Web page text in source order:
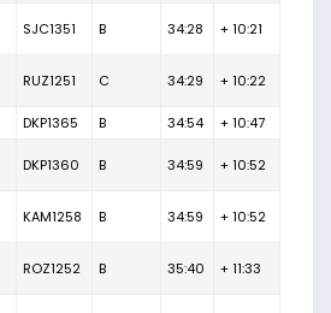
SJC1351 B 34:28 + 10:21
RUZ1251 C 34:29 + 10:22
DKP1365 B 34:54 + 10:47
DKP1360 B 34:59 + 10:52
KAM1258 B 34:59 + 10:52
ROZ1252 B 35:40 + 11:33